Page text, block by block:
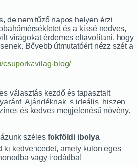
de nem tűző napos helyen érzi
és a kissé nedves,
virágokat érdemes eltávolítani, hogy
Bővebb útmutatóért nézz szét a
csuporkavilag-blog/
választás kezdő és tapasztalt
Ajándéknak is ideális, hiszen
és kedves megjelenésű növény.
széles fokföldi ibolya
ki kedvencedet, amely különleges
vagy irodádba!